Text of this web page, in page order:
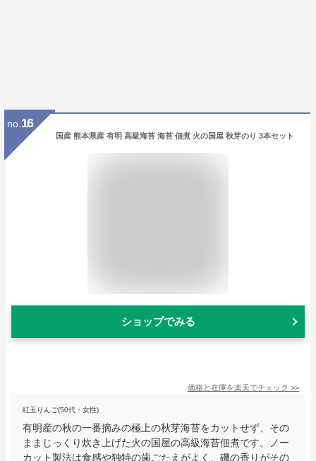
no. 16
国産 熊本県産 有明 高級海苔 海苔 佃煮 火の国屋 秋芽のり 3本セット
ショップでみる
価格と在庫を楽天でチェック >>
紅玉りんご(50代・女性)
有明産の秋の一番摘みの極上の秋芽海苔をカットせず、その
ままじっくり炊き上げた火の国屋の高級海苔佃煮です。ノー
カット製法は食感や独特の歯ごたえがよく、磯の香りがその